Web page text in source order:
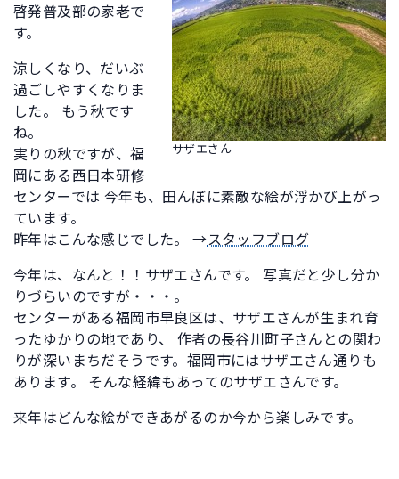
サザエさん
啓発普及部の家老で
す。
涼しくなり、だいぶ
過ごしやすくなりま
した。 もう秋です
ね。
実りの秋ですが、福
岡にある西日本研修
センターでは 今年も、田んぼに素敵な絵が浮かび上がっ
ています。
昨年はこんな感じでした。 →スタッフブログ
今年は、なんと！！サザエさんです。 写真だと少し分か
りづらいのですが・・・。
センターがある福岡市早良区は、サザエさんが生まれ育
ったゆかりの地であり、 作者の長谷川町子さんとの関わ
りが深いまちだそうです。福岡市にはサザエさん通りも
あります。 そんな経緯もあってのサザエさんです。
来年はどんな絵ができあがるのか今から楽しみです。